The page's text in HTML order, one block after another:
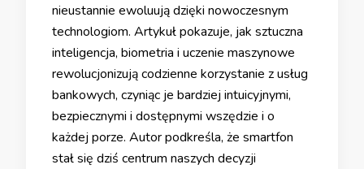
nieustannie ewoluują dzięki nowoczesnym
technologiom. Artykuł pokazuje, jak sztuczna
inteligencja, biometria i uczenie maszynowe
rewolucjonizują codzienne korzystanie z usług
bankowych, czyniąc je bardziej intuicyjnymi,
bezpiecznymi i dostępnymi wszędzie i o
każdej porze. Autor podkreśla, że smartfon
stał się dziś centrum naszych decyzji